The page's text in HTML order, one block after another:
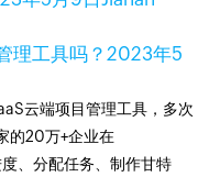
理工具吗？2023年5
云端项目管理工具，多次
的20万+企业在
、分配任务、制作甘特